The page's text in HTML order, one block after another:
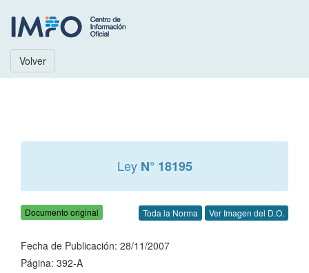
Volver
Ley N° 18195
Documento original Toda la Norma Ver Imagen del D.O.
Fecha de Publicación: 28/11/2007
Página: 392-A